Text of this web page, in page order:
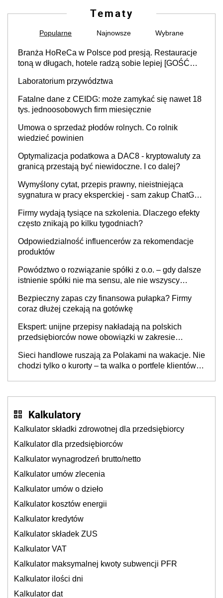
Tematy
Popularne Najnowsze Wybrane
Branża HoReCa w Polsce pod presją. Restauracje
toną w długach, hotele radzą sobie lepiej [GOŚĆ
Laboratorium przywództwa
Fatalne dane z CEIDG: może zamykać się nawet 18
tys. jednoosobowych firm miesięcznie
Umowa o sprzedaż płodów rolnych. Co rolnik
wiedzieć powinien
Optymalizacja podatkowa a DAC8 - kryptowaluty za
granicą przestają być niewidoczne. I co dalej?
Wymyślony cytat, przepis prawny, nieistniejąca
sygnatura w pracy eksperckiej - sam zakup ChatGPT
Firmy wydają tysiące na szkolenia. Dlaczego efekty
często znikają po kilku tygodniach?
Odpowiedzialność influencerów za rekomendacje
produktów
Powództwo o rozwiązanie spółki z o.o. – gdy dalsze
istnienie spółki nie ma sensu, ale nie wszyscy
Bezpieczny zapas czy finansowa pułapka? Firmy
coraz dłużej czekają na gotówkę
Ekspert: unijne przepisy nakładają na polskich
przedsiębiorców nowe obowiązki w zakresie
Sieci handlowe ruszają za Polakami na wakacje. Nie
chodzi tylko o kurorty – ta walka o portfele klientów
Kalkulatory
Kalkulator składki zdrowotnej dla przedsiębiorcy
Kalkulator dla przedsiębiorców
Kalkulator wynagrodzeń brutto/netto
Kalkulator umów zlecenia
Kalkulator umów o dzieło
Kalkulator kosztów energii
Kalkulator kredytów
Kalkulator składek ZUS
Kalkulator VAT
Kalkulator maksymalnej kwoty subwencji PFR
Kalkulator ilości dni
Kalkulator dat